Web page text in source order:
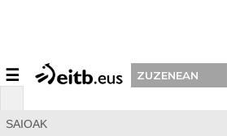
☰ ZUZENEAN
SAIOAK